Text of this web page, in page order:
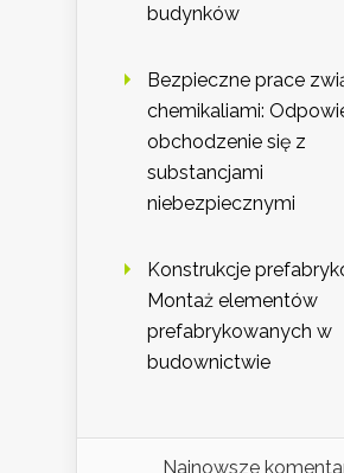
budynków
Bezpieczne prace
chemikaliami:
obchodzenie się z
substancjami
niebezpiecznymi
Konstrukcje
Montaż elementów
prefabrykowanych w
budownictwie
Najnowsze